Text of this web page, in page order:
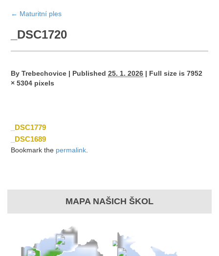
← Maturitní ples
_DSC1720
By Trebechovice | Published 25. 1. 2026 | Full size is7952
× 5304 pixels
_DSC1779
_DSC1689
Bookmark the permalink
MAPA NAŠICH ŠKOL